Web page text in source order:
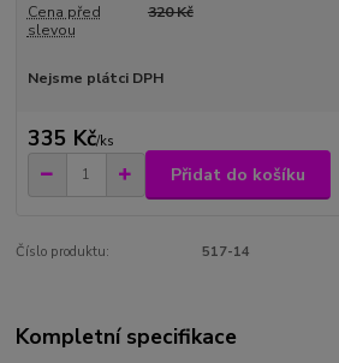
Cena před
slevou
320 Kč
Nejsme plátci DPH
335 Kč/ks
Přidat do košíku
Číslo produktu: 517-14
Kompletní specifikace